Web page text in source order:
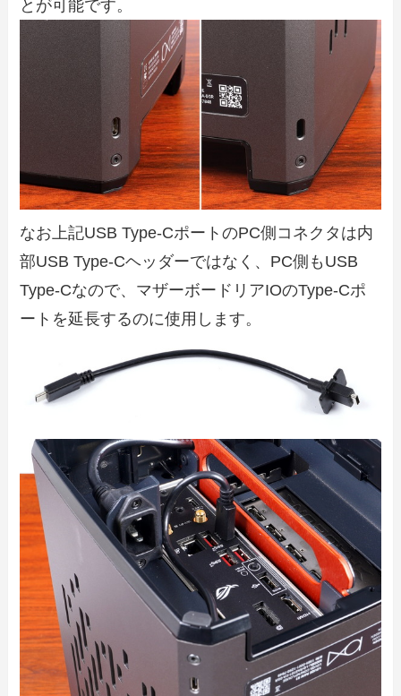
とが可能です。
なお上記USB Type-CポートのPC側コネクタは内
部USB Type-Cヘッダーではなく、PC側もUSB
Type-Cなので、マザーボードリアIOのType-Cポ
ートを延長するのに使用します。